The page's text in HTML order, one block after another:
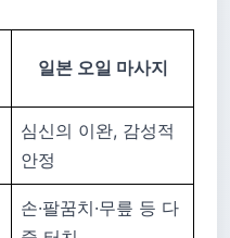
일본 오일 마사지
심신의 이완, 감성적
안정
손·팔꿈치·무릎 등 다